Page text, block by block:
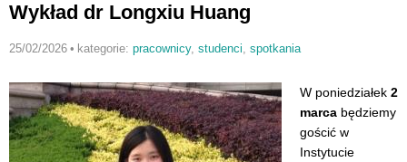
Wykład dr Longxiu Huang
25/02/2026 • kategorie:pracownicy, studenci, spotkania
W poniedziałek 2
marca będziemy
gościć w
Instytucie